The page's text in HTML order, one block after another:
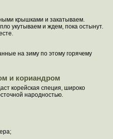
крышками и закатываем.
укутываем и ждем, пока остынут.
на зиму по этому горячему
и кориандром
корейская специя, широко
народностью.